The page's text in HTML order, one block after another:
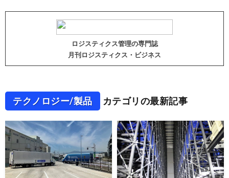
ロジスティクス管理の専門誌
月刊ロジスティクス・ビジネス
テクノロジー/製品 カテゴリの最新記事